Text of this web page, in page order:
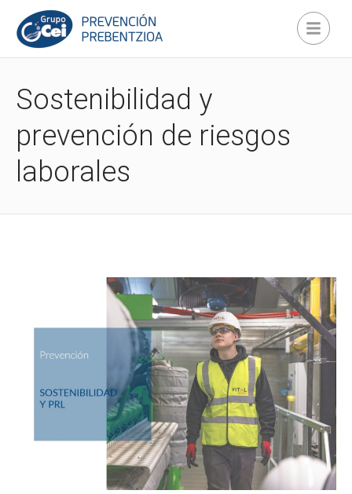
Sostenibilidad y
prevención de riesgos
laborales